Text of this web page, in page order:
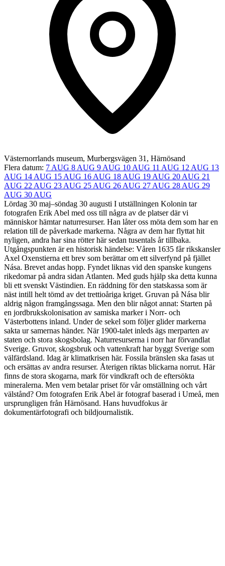
Västernorrlands museum, Murbergsvägen 31, Härnösand
Flera datum: 7 AUG 8 AUG 9 AUG 10 AUG 11 AUG 12 AUG 13
AUG 14 AUG 15 AUG 16 AUG 18 AUG 19 AUG 20 AUG 21
AUG 22 AUG 23 AUG 25 AUG 26 AUG 27 AUG 28 AUG 29
AUG 30 AUG
Lördag 30 maj–söndag 30 augusti I utställningen Kolonin tar
fotografen Erik Abel med oss till några av de platser där vi
människor hämtar naturresurser. Han låter oss möta dem som har en
relation till de påverkade markerna. Några av dem har flyttat hit
nyligen, andra har sina rötter här sedan tusentals år tillbaka.
Utgångspunkten är en historisk händelse: Våren 1635 får rikskansler
Axel Oxenstierna ett brev som berättar om ett silverfynd på fjället
Nása. Brevet andas hopp. Fyndet liknas vid den spanske kungens
rikedomar på andra sidan Atlanten. Med guds hjälp ska detta kunna
bli ett svenskt Västindien. En räddning för den statskassa som är
näst intill helt tömd av det trettioåriga kriget. Gruvan på Nása blir
aldrig någon framgångssaga. Men den blir något annat: Starten på
en jordbrukskolonisation av samiska marker i Norr- och
Västerbottens inland. Under de sekel som följer glider markerna
sakta ur samernas händer. När 1900-talet inleds ägs merparten av
staten och stora skogsbolag. Naturresurserna i norr har förvandlat
Sverige. Gruvor, skogsbruk och vattenkraft har byggt Sverige som
välfärdsland. Idag är klimatkrisen här. Fossila bränslen ska fasas ut
och ersättas av andra resurser. Återigen riktas blickarna norrut. Här
finns de stora skogarna, mark för vindkraft och de eftersökta
mineralerna. Men vem betalar priset för vår omställning och vårt
välstånd? Om fotografen Erik Abel är fotograf baserad i Umeå, men
ursprungligen från Härnösand. Hans huvudfokus är
dokumentärfotografi och bildjournalistik.